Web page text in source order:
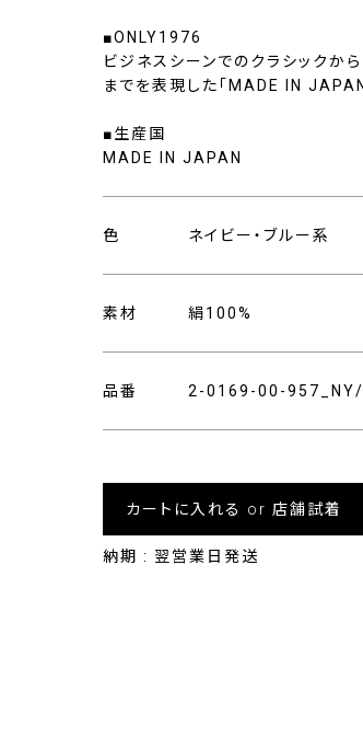
■ONLY1976
ビジネスシーンでのクラシックか
までを表現した「MADE IN JAPAN
■生産国
MADE IN JAPAN
色 ネイビー・ブルー系
素材 絹100%
品番 2-0169-00-957_NY/
カートに入れる or 店舗試着
納期 : 翌営業日発送